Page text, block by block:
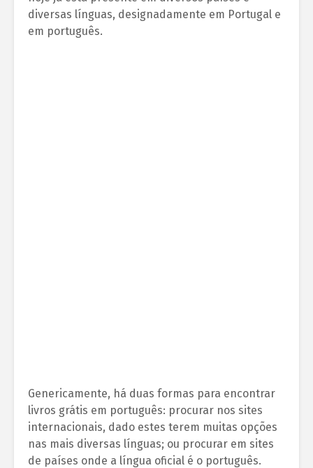
diversas línguas, designadamente em Portugal e
em português.
Genericamente, há duas formas para encontrar
livros grátis em português: procurar nos sites
internacionais, dado estes terem muitas opções
nas mais diversas línguas; ou procurar em sites
de países onde a língua oficial é o português.